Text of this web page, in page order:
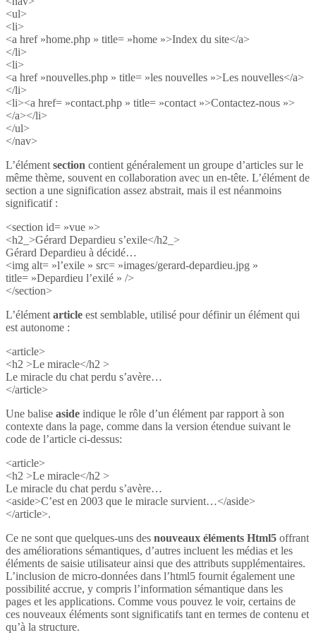
<ul>
<li>
<a href »home.php » title= »home »>Index du site</a>
</li>
<li>
<a href »nouvelles.php » title= »les nouvelles »>Les nouvelles</a>
</li>
<li><a href= »contact.php » title= »contact »>Contactez-nous »>
</a></li>
</ul>
</nav>
L’élément section contient généralement un groupe d’articles sur le
même thème, souvent en collaboration avec un en-tête. L’élément de
section a une signification assez abstrait, mais il est néanmoins
significatif :
<section id= »vue »>
<h2_>Gérard Depardieu s’exile</h2_>
Gérard Depardieu à décidé…
<img alt= »l’exile » src= »images/gerard-depardieu.jpg »
title= »Depardieu l’exilé » />
</section>
L’élément article est semblable, utilisé pour définir un élément qui
est autonome :
<article>
<h2 >Le miracle</h2 >
Le miracle du chat perdu s’avère…
</article>
Une balise aside indique le rôle d’un élément par rapport à son
contexte dans la page, comme dans la version étendue suivant le
code de l’article ci-dessus:
<article>
<h2 >Le miracle</h2 >
Le miracle du chat perdu s’avère…
<aside>C’est en 2003 que le miracle survient…</aside>
</article>.
Ce ne sont que quelques-uns des nouveaux éléments Html5 offrant
des améliorations sémantiques, d’autres incluent les médias et les
éléments de saisie utilisateur ainsi que des attributs supplémentaires.
L’inclusion de micro-données dans l’html5 fournit également une
possibilité accrue, y compris l’information sémantique dans les
pages et les applications. Comme vous pouvez le voir, certains de
ces nouveaux éléments sont significatifs tant en termes de contenu et
qu’à la structure.